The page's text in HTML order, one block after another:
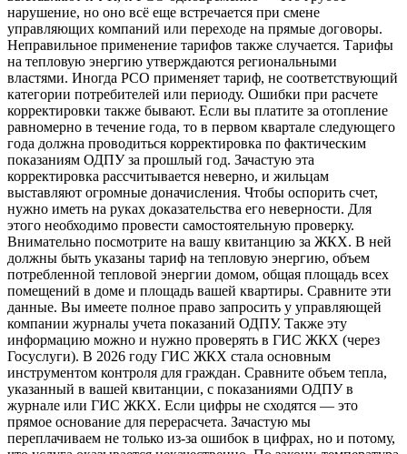
нарушение, но оно всё еще встречается при смене
управляющих компаний или переходе на прямые договоры.
Неправильное применение тарифов также случается. Тарифы
на тепловую энергию утверждаются региональными
властями. Иногда РСО применяет тариф, не соответствующий
категории потребителей или периоду. Ошибки при расчете
корректировки также бывают. Если вы платите за отопление
равномерно в течение года, то в первом квартале следующего
года должна проводиться корректировка по фактическим
показаниям ОДПУ за прошлый год. Зачастую эта
корректировка рассчитывается неверно, и жильцам
выставляют огромные доначисления. Чтобы оспорить счет,
нужно иметь на руках доказательства его неверности. Для
этого необходимо провести самостоятельную проверку.
Внимательно посмотрите на вашу квитанцию за ЖКХ. В ней
должны быть указаны тариф на тепловую энергию, объем
потребленной тепловой энергии домом, общая площадь всех
помещений в доме и площадь вашей квартиры. Сравните эти
данные. Вы имеете полное право запросить у управляющей
компании журналы учета показаний ОДПУ. Также эту
информацию можно и нужно проверять в ГИС ЖКХ (через
Госуслуги). В 2026 году ГИС ЖКХ стала основным
инструментом контроля для граждан. Сравните объем тепла,
указанный в вашей квитанции, с показаниями ОДПУ в
журнале или ГИС ЖКХ. Если цифры не сходятся — это
прямое основание для перерасчета. Зачастую мы
переплачиваем не только из-за ошибок в цифрах, но и потому,